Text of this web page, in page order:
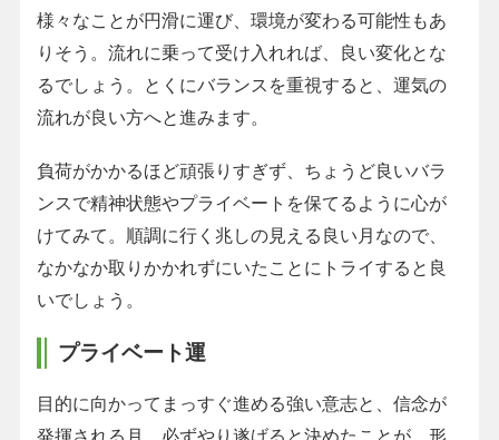
様々なことが円滑に運び、環境が変わる可能性もあ
りそう。流れに乗って受け入れれば、良い変化とな
るでしょう。とくにバランスを重視すると、運気の
流れが良い方へと進みます。
負荷がかかるほど頑張りすぎず、ちょうど良いバラ
ンスで精神状態やプライベートを保てるように心が
けてみて。順調に行く兆しの見える良い月なので、
なかなか取りかかれずにいたことにトライすると良
いでしょう。
プライベート運
目的に向かってまっすぐ進める強い意志と、信念が